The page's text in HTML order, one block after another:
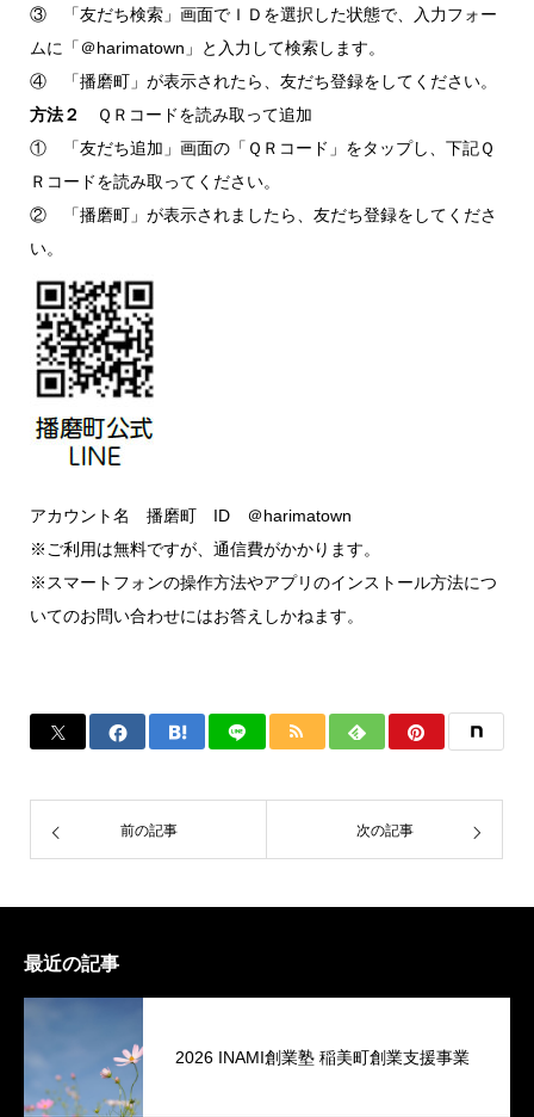
③ 「友だち検索」画面でＩＤを選択した状態で、入力フォー
ムに「＠harimatown」と入力して検索します。
④ 「播磨町」が表示されたら、友だち登録をしてください。
方法２
ＱＲコードを読み取って追加
① 「友だち追加」画面の「ＱＲコード」をタップし、下記Ｑ
Ｒコードを読み取ってください。
② 「播磨町」が表示されましたら、友だち登録をしてくださ
い。
アカウント名 播磨町 ID ＠harimatown
※ご利用は無料ですが、通信費がかかります。
※スマートフォンの操作方法やアプリのインストール方法につ
いてのお問い合わせにはお答えしかねます。
前の記事 次の記事
最近の記事
2026 INAMI創業塾 稲美町創業支援事業